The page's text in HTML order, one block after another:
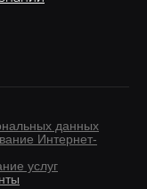
данных
Интернет-
услуг